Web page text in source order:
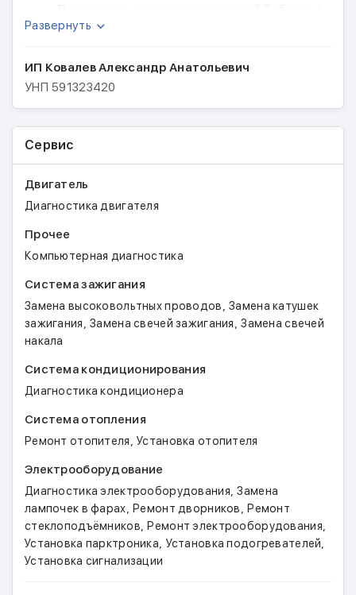
WEBASTO и Эберспехер / Eberspächer.
подогреватели.
Установку автономных отопителей.
Обновление карт навигации TESLA.
Смена региона TESLA на Европу.
работе. Это позволит нам повысить качество
оказываемых услуг.
Развернуть
ИП Ковалев Александр Анатольевич
УНП591323420
Сервис
Двигатель
Диагностика двигателя
Прочее
Компьютерная диагностика
Система зажигания
Замена высоковольтных проводов,Замена катушек
зажигания,Замена свечей зажигания,Замена свечей
накала
Система кондиционирования
Диагностика кондиционера
Система отопления
Ремонт отопителя,Установка отопителя
Электрооборудование
Диагностика электрооборудования,Замена
лампочек в фарах,Ремонт дворников,Ремонт
стеклоподъёмников,Ремонт электрооборудования,
Установка парктроника, Установка подогревателей,
Установка сигнализации